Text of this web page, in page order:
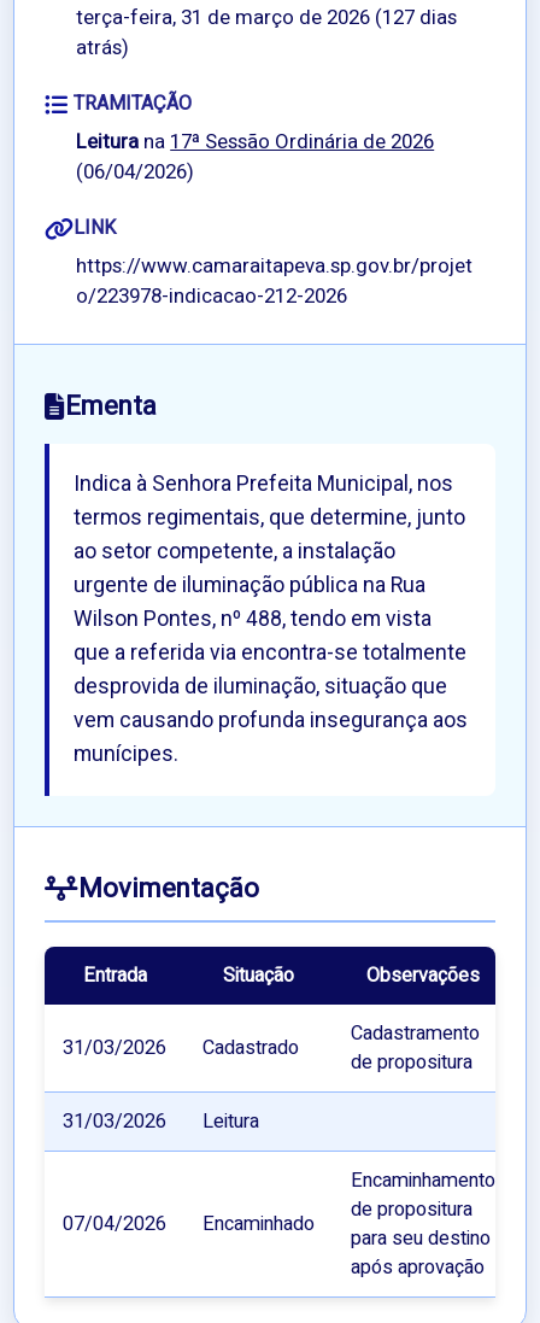
terça-feira, 31 de março de 2026 (127 dias
atrás)
TRAMITAÇÃO
Leitura na17ª Sessão Ordinária de 2026
(06/04/2026)
LINK
https://www.camaraitapeva.sp.gov.br/projet
o/223978-indicacao-212-2026
Ementa
Indica à Senhora Prefeita Municipal, nos
termos regimentais, que determine, junto
ao setor competente, a instalação
urgente de iluminação pública na Rua
Wilson Pontes, nº 488, tendo em vista
que a referida via encontra-se totalmente
desprovida de iluminação, situação que
vem causando profunda insegurança aos
munícipes.
Movimentação
Entrada Situação Observações
31/03/2026 Cadastrado
Cadastramento
de propositura
31/03/2026 Leitura
07/04/2026 Encaminhado
Encaminhamento
de propositura
para seu destino
após aprovação